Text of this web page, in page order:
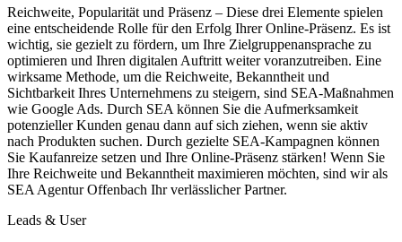
Reichweite, Popularität und Präsenz – Diese drei Elemente spielen
eine entscheidende Rolle für den Erfolg Ihrer Online-Präsenz. Es ist
wichtig, sie gezielt zu fördern, um Ihre Zielgruppenansprache zu
optimieren und Ihren digitalen Auftritt weiter voranzutreiben. Eine
wirksame Methode, um die Reichweite, Bekanntheit und
Sichtbarkeit Ihres Unternehmens zu steigern, sind SEA-Maßnahmen
wie Google Ads. Durch SEA können Sie die Aufmerksamkeit
potenzieller Kunden genau dann auf sich ziehen, wenn sie aktiv
nach Produkten suchen. Durch gezielte SEA-Kampagnen können
Sie Kaufanreize setzen und Ihre Online-Präsenz stärken! Wenn Sie
Ihre Reichweite und Bekanntheit maximieren möchten, sind wir als
SEA Agentur Offenbach Ihr verlässlicher Partner.
Leads & User